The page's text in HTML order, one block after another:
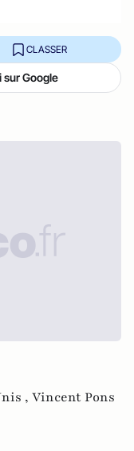
CLASSER
Google
, Vincent Pons